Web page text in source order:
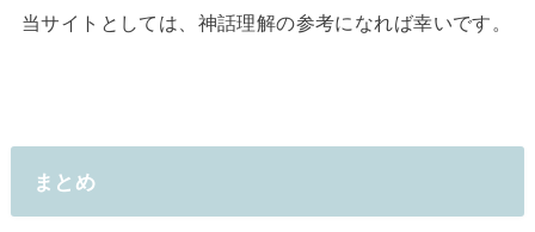
当サイトとしては、神話理解の参考になれば幸いです。
まとめ